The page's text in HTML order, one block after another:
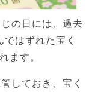
の日には、過去
はずれた宝く
ます。
しておき、宝く